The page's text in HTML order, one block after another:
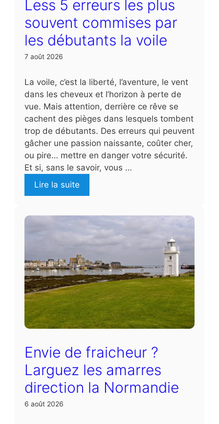
Less 5 erreurs les plus
souvent commises par
les débutants la voile
7 août 2026
La voile, c’est la liberté, l’aventure, le vent
dans les cheveux et l’horizon à perte de
vue. Mais attention, derrière ce rêve se
cachent des pièges dans lesquels tombent
trop de débutants. Des erreurs qui peuvent
gâcher une passion naissante, coûter cher,
ou pire… mettre en danger votre sécurité.
Et si, sans le savoir, vous …
Lire la suite
Envie de fraicheur ?
Larguez les amarres
direction la Normandie
6 août 2026